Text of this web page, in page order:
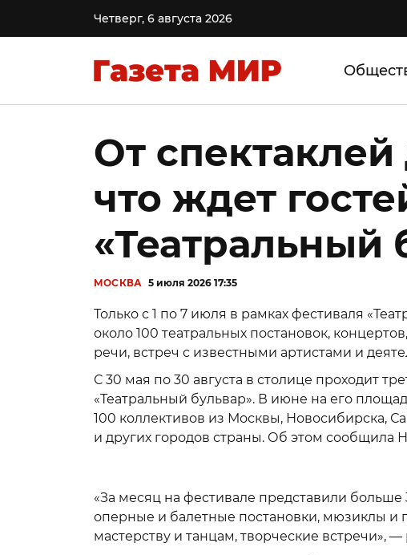
Четверг, 6 августа 2026
От
что ждет
«Театральный
МОСКВА 5 июля 2026 17:35
Только с 1 по 7 июля в рамках фестиваля
около 100 театральных постановок,
речи, встреч с известными артистами и
С 30 мая по 30 августа в столице проходит
«Театральный бульвар». В июне на его
100 коллективов из Москвы, Новосибирска,
и других городов страны. Об этом сообщила
«За месяц на фестивале представили
оперные и балетные постановки, мюзиклы и
мастерству и танцам, творческие встречи», —